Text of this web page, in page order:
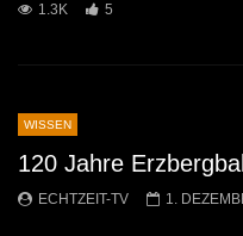
1.3K 5
WISSEN
120 Jahre
ECHTZEIT-TV 1.